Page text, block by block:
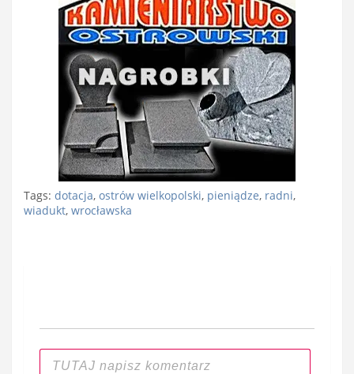
Tags: dotacja, ostrów wielkopolski, pieniądze, radni,
wiadukt, wrocławska